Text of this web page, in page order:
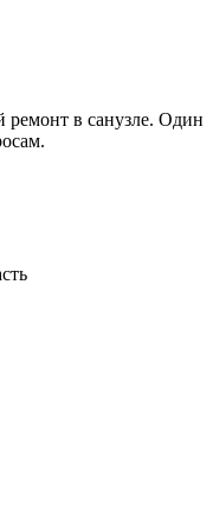
ремонт в санузле. Один